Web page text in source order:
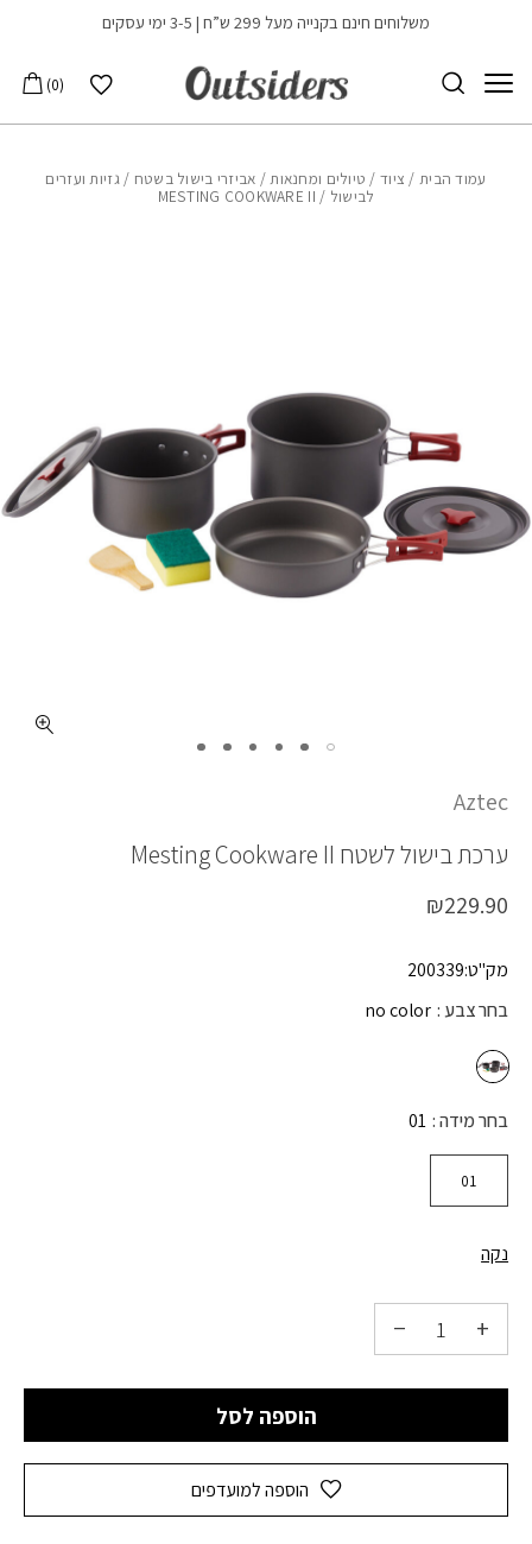
Skip to Contentמשלוחים חינם בקנייה מעל 299 ש”ח | 3-5 ימי עסקים
הרשימה שלי
0
עמוד הבית / ציוד/ טיולים ומחנאות/ אביזרי בישול בשטח /גזיות ועזרים
לבישול / MESTING COOKWARE II
Aztec
ערכת בישול לשטח Mesting Cookware II
₪229.90
מק"ט:200339
בחר צבע no color
בחר מידה 01
01
נקה
הוספה לסל
הוספה למועדפים